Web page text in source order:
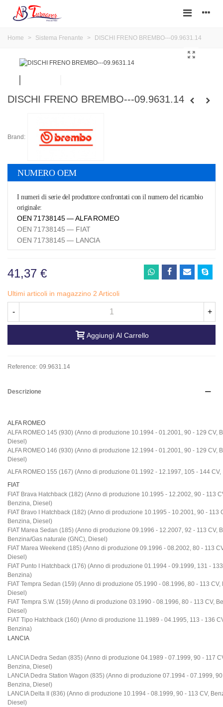
Home > Sistema Frenante > DISCHI FRENO BREMBO---09.9631.14
DISCHI FRENO BREMBO---09.9631.14
Brand:
NUMERO OEM
I numeri di serie del produttore confrontati con il numero del ricambio
originale:
OEN 71738145 — ALFA ROMEO
OEN 71738145 — FIAT
OEN 71738145 — LANCIA
41,37 €
Ultimi articoli in magazzino 2 Articoli
- +
Aggiungi Al Carrello
Reference: 09.9631.14
Descrizione
ALFA ROMEO
ALFA ROMEO 145 (930) (Anno di produzione 10.1994 - 01.2001, 90 - 129 CV,
Diesel)
ALFA ROMEO 146 (930) (Anno di produzione 12.1994 - 01.2001, 90 - 129 CV,
Diesel)
ALFA ROMEO 155 (167) (Anno di produzione 01.1992 - 12.1997, 105 - 144 CV,
FIAT
FIAT Brava Hatchback (182) (Anno di produzione 10.1995 - 12.2002, 90 - 113
Benzina, Diesel)
FIAT Bravo I Hatchback (182) (Anno di produzione 10.1995 - 10.2001, 90 - 113
Benzina, Diesel)
FIAT Marea Sedan (185) (Anno di produzione 09.1996 - 12.2007, 92 - 113 CV,
Benzina/Gas naturale (GNC), Diesel)
FIAT Marea Weekend (185) (Anno di produzione 09.1996 - 08.2002, 80 - 113
Diesel)
FIAT Punto I Hatchback (176) (Anno di produzione 01.1994 - 09.1999, 131 -
Benzina)
FIAT Tempra Sedan (159) (Anno di produzione 05.1990 - 08.1996, 80 - 113 CV,
Diesel)
FIAT Tempra S.W. (159) (Anno di produzione 03.1990 - 08.1996, 80 - 113 CV,
Diesel)
FIAT Tipo Hatchback (160) (Anno di produzione 11.1989 - 04.1995, 113 - 136
Benzina)
LANCIA
LANCIA Dedra Sedan (835) (Anno di produzione 04.1989 - 07.1999, 90 - 117
Benzina, Diesel)
LANCIA Dedra Station Wagon (835) (Anno di produzione 07.1994 - 07.1999, 90
Benzina, Diesel)
LANCIA Delta II (836) (Anno di produzione 10.1994 - 08.1999, 90 - 113 CV,
Diesel)